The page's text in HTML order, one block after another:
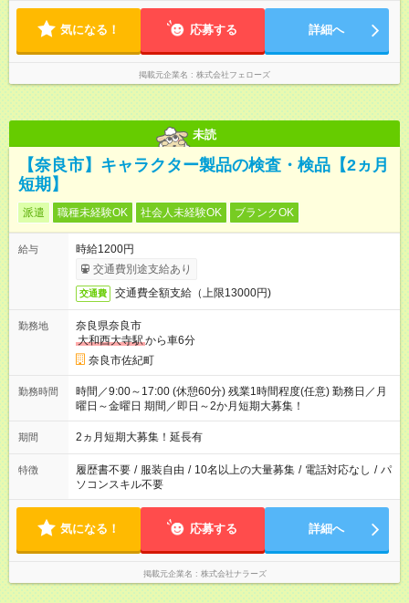
たい」などあれば相談に応じますのでおっしゃってください！
気になる！ 応募する 詳細へ
掲載元企業名 株式会社フェローズ
未読
【奈良市】キャラクター製品の検査・検品【2ヵ月
短期】
派遣 職種未経験OK 社会人未経験OK ブランクOK
給与
時給1200円
交通費別途支給あり
交通費 交通費全額支給（上限13000円)
勤務地
奈良県奈良市
大和西大寺駅から車6分
奈良市佐紀町
勤務時間
時間／9:00～17:00 (休憩60分) 残業1時間程度(任意) 勤務日／月
曜日～金曜日 期間／即日～2か月短期大募集！
期間 2ヵ月短期大募集！延長有
特徴 履歴書不要 / 服装自由 / 10名以上の大量募集 / 電話対応なし / パ
ソコンスキル不要
気になる！ 応募する 詳細へ
掲載元企業名 株式会社ナラーズ